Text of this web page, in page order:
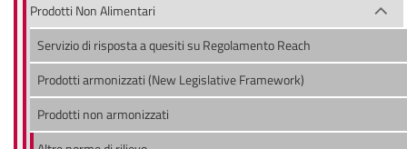
Prodotti Non Alimentari
Servizio di risposta a quesiti su Regolamento Reach
Prodotti armonizzati (New Legislative Framework)
Prodotti non armonizzati